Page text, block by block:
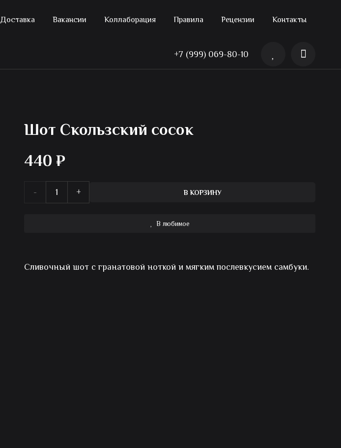
Доставка Вакансии Коллаборация Правила Рецензии Контакты
+7 (999) 069-80-10
Шот Скользский сосок
440 ₽
Количество В КОРЗИНУ
В любимое
Сливочный шот с гранатовой ноткой и мягким послевкусием самбуки.